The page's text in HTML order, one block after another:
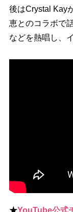
後はCrystal Kay
恵とのコラボで
などを熱唱し、